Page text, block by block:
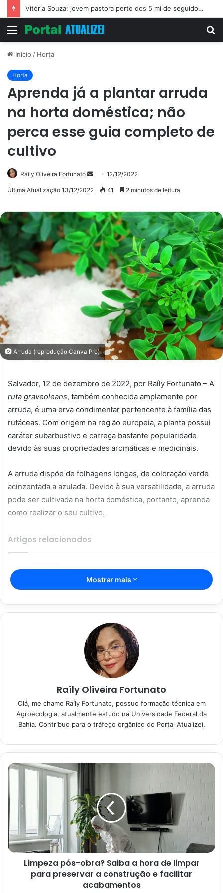
Vitória Souza: jovem pastora perto dos 5 mi de seguidores na web
Menu
Início / Horta
Horta
Aprenda já a plantar arruda
na horta doméstica; não
perca esse guia completo de
cultivo
Raíly Oliveira Fortunato
Mande12/12/2022
Última Atualização 13/12/2022 41 2 minutos de leitura
Arruda (reprodução Canva Pro)
Salvador, 12 de dezembro de 2022, por Raíly Fortunato – A
ruta graveoleans, também conhecida amplamente por
arruda, é uma erva condimentar pertencente à família das
rutáceas. Com origem na região europeia, a planta possui
caráter subarbustivo e carrega bastante popularidade
devido às suas propriedades aromáticas e medicinais.
A arruda dispõe de folhagens longas, de coloração verde
acinzentada a azulada. Devido à sua versatilidade, a arruda
pode ser cultivada na horta doméstica, portanto, aprenda
como realizar o seu cultivo.
Artigos relacionados
Como cultivar tomate italiano na sua
horta da forma correta e sem dor de
Aprenda como plantar cebola em
balde ou direto na terra sem
dificuldade
06/01/2023
Desta maneira, reunimos para você em nosso conteúdo as
principais dicas para realizar o plantio da arruda na horta
passo para o plantio, os principais cuidados com a arruda,
Mostrar mais
Raíly Oliveira Fortunato
Olá, me chamo Raíly Fortunato, possuo formação técnica em
Agroecologia, atualmente estudo na Universidade Federal da
Bahia. Contribuo para o tráfego orgânico do Portal Atualizei.
Limpeza pós-obra? Saiba a hora de limpar
para preservar a construção e facilitar
acabamentos